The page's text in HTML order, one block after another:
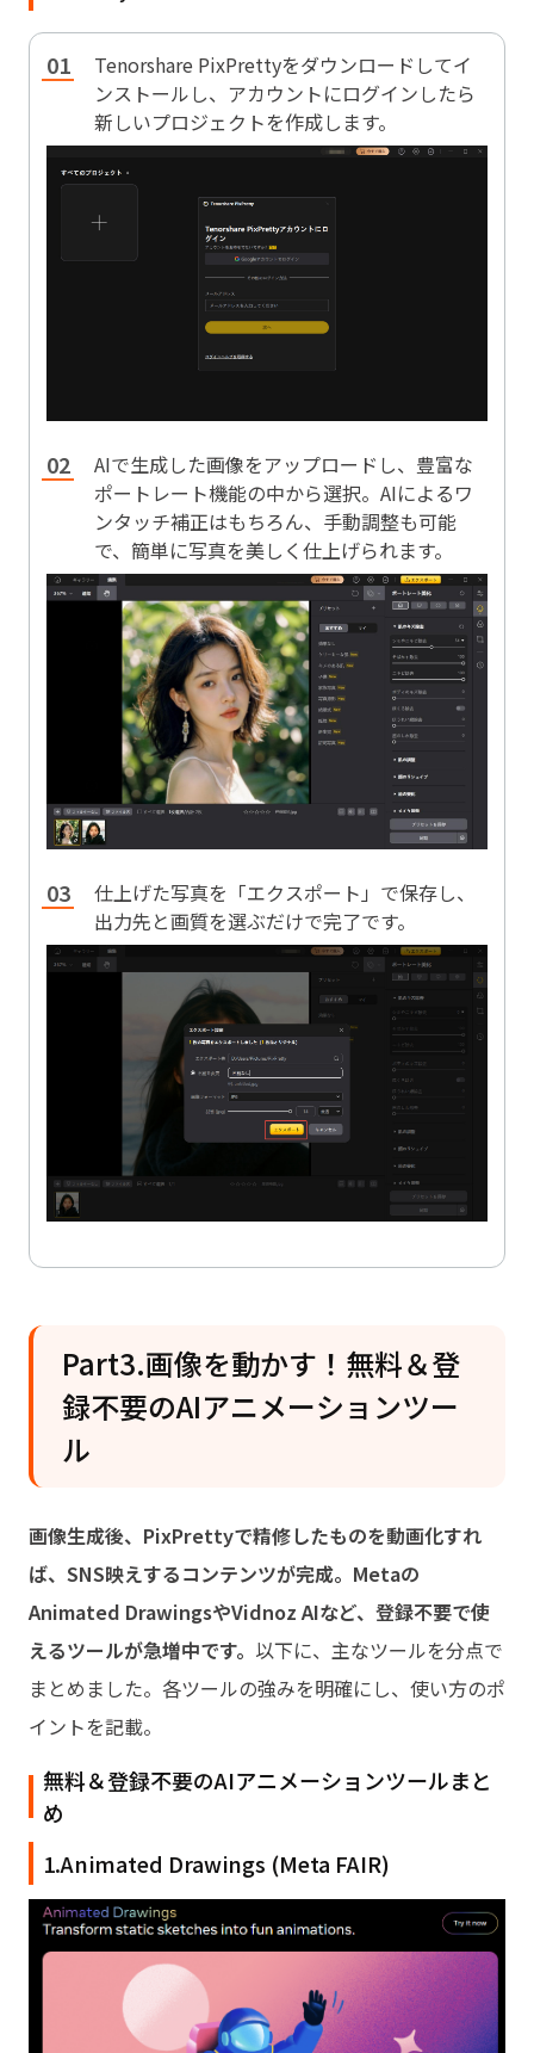
Tenorshare PixPrettyをダウンロードしてイ
ンストールし、アカウントにログインしたら
新しいプロジェクトを作成します。
AIで生成した画像をアップロードし、豊富な
ポートレート機能の中から選択。AIによるワ
ンタッチ補正はもちろん、手動調整も可能
で、簡単に写真を美しく仕上げられます。
仕上げた写真を「エクスポート」で保存し、
出力先と画質を選ぶだけで完了です。
Part3.画像を動かす！無料＆登
録不要のAIアニメーションツー
ル
画像生成後、PixPrettyで精修したものを動画化すれ
ば、SNS映えするコンテンツが完成。Metaの
Animated DrawingsやVidnoz AIなど、登録不要で使
えるツールが急増中です。 以下に、主なツールを分点で
まとめました。各ツールの強みを明確にし、使い方のポ
イントを記載。
無料＆登録不要のAIアニメーションツールまと
め
1.Animated Drawings (Meta FAIR)